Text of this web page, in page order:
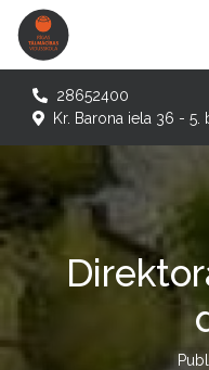
28652400
Kr. Barona iela 36 - 5.